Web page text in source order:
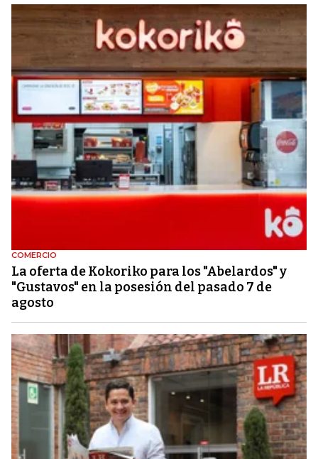
COMERCIO
La oferta de Kokoriko para los "Abelardos" y
"Gustavos" en la posesión del pasado 7 de
agosto